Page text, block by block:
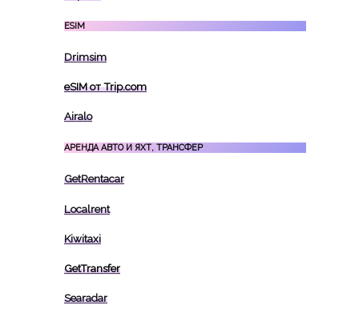
ESIM
Drimsim
eSIM от Trip.com
Airalo
АРЕНДА АВТО И ЯХТ, ТРАНСФЕР
GetRentacar
Localrent
Kiwitaxi
GetTransfer
Searadar